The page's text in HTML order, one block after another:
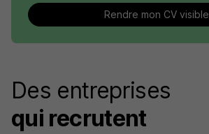
Rendre mon CV visible
Des entreprises
qui recrutent